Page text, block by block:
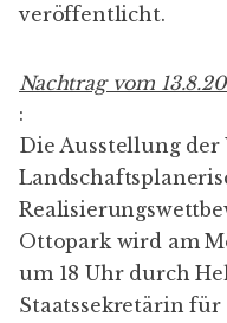
veröffentlicht.
Nachtrag vom
:
Die Ausstellung der
Ottopark wird am
um 18 Uhr durch
Staatssekretärin